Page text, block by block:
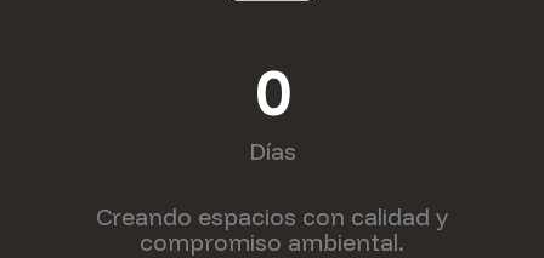
Días
0
Creando espacios con calidad y
compromiso ambiental.